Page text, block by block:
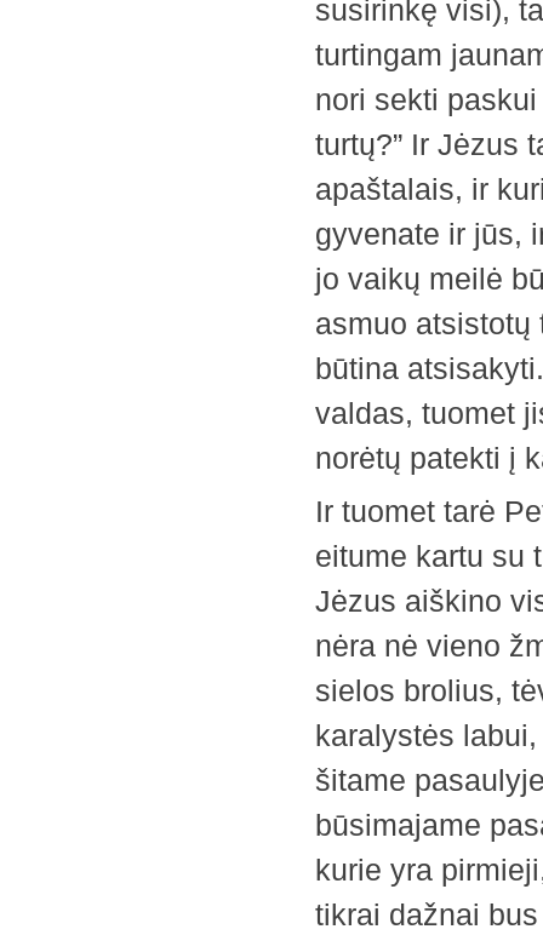
susirinkę visi),
turtingam
nori sekti
turtų?” Ir Jėzus
apaštalais, ir
gyvenate ir jūs,
jo vaikų meilė
asmuo
būtina
valdas, tuomet
norėtų patekti į
Ir tuomet tarė
eitume kartu su
Jėzus aiškino
nėra nė vieno
sielos brolius,
karalystės
šitame
būsimajame
kurie yra
tikrai dažnai